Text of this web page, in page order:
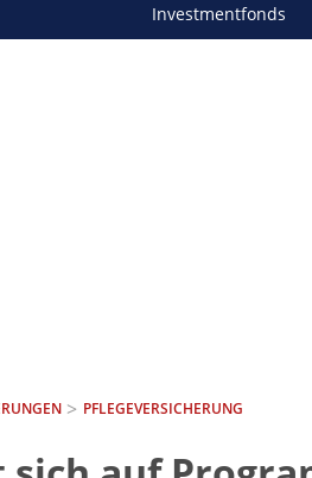
Investmentfonds
PFLEGEVERSICHERUNG